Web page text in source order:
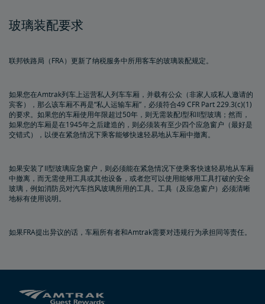
玻璃装配要求
联邦铁路局（FRA）更新了纳税服务中所用客车的玻璃装配规定。
如果您在Amtrak列车上运营私人列车车厢，并载有公众（非家人或私人邀请的
宾客），那么该车厢不再是“私人运输车厢”，必须符合49 CFR Part 229.3(c)(1)
的要求。如果您的车厢使用年限超过50年，则无需装配I型和II型玻璃；然而，
如果您的车厢是在1945年之后建造的，则必须装有至少四个应急窗户（最好是
交错式），以便在紧急情况下乘客能够快速轻易地从车厢中撤离。
如果安装了II型玻璃应急窗户，则必须能在紧急情况下使乘客快速轻易地从车厢
中撤离，而无需使用工具或其他设备，或者您可以使用能够用工具打破的安全
玻璃，例如消防员对汽车挡风玻璃所用的工具。工具（及应急窗户）必须清晰
地标有使用说明。
如果FRA提出异议的话，车厢所有者和Amtrak需要对违规行为承担同等责任。